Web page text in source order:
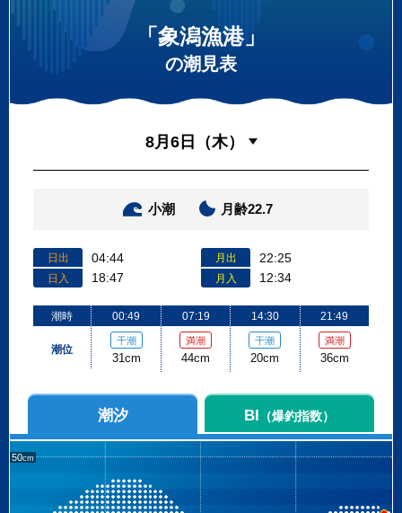
「象潟漁港」
の潮見表
小潮 月齢22.7
日出 04:44
日入 18:47
月出 22:25
月入 12:34
潮時
潮位
00:49
干潮
31cm
07:19
満潮
44cm
14:30
干潮
20cm
21:49
満潮
36cm
潮汐 BI （爆釣指数）
50